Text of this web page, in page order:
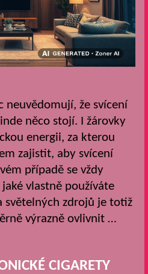
neuvědomují, že svícení
něco stojí. I žárovky
energii, za kterou
zajistit, aby svícení
případě se vždy
vlastně používáte
světelných zdrojů je totiž
výrazně ovlivnit …
CIGARETY